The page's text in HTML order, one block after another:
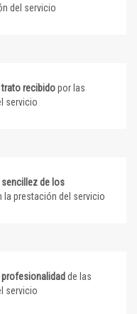
del servicio
trato recibidopor las
servicio
sencillez de los
la prestación del servicio
profesionalidad de las
servicio